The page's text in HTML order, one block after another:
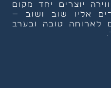
יוצרים יחד מקום
אליו שוב ושוב —
לארוחה טובה ובערב